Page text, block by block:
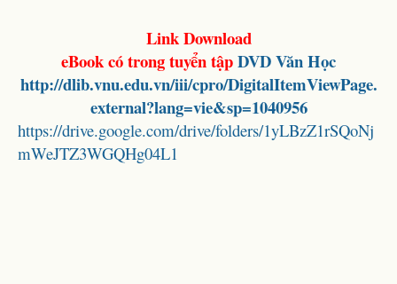
Link Download
eBook có trong tuyển tậpDVD Văn Học
http://dlib.vnu.edu.vn/iii/cpro/DigitalItemViewPage.
external?lang=vie&sp=1040956
https://drive.google.com/drive/folders/1yLBzZ1rSQoNj
mWeJTZ3WGQHg04L1